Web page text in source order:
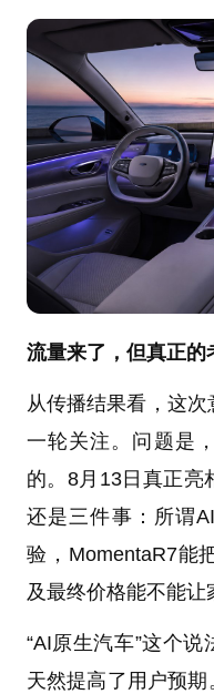
流量来了，但真正的
从传播结果看，这
一轮关注。问题是
的。8月13日真正亮
还是三件事：所谓
验，MomentaR7能
及最终价格能不能让
“AI原生汽车”这个
天然提高了用户预